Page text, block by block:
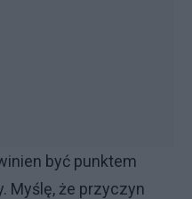
być punktem
Myślę, że przyczyn